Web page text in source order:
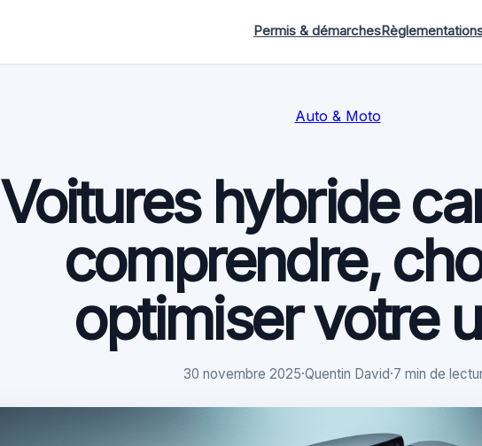
Permis & démarches
Auto & Moto
Voitures hybride
comprendre,
optimiser votre
30 novembre 2025·Quentin David·7 min de